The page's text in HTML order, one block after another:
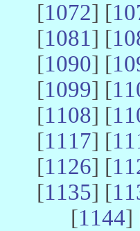
[1072] [
[1081] [
[1090] [
[1099] [
[1108] [
[1117] [
[1126] [
[1135] [
[1144]